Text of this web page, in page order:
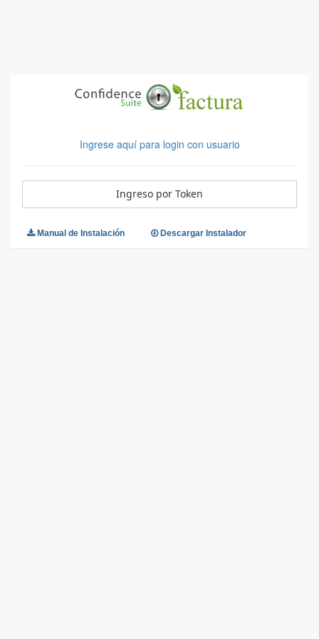
Ingrese aquí para login con usuario
Ingreso por Token
Manual de Instalación Descargar Instalador